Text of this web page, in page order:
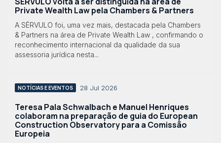
Private Wealth Law pela Chambers & Partners
A SÉRVULO foi, uma vez mais, destacada pela Chambers
& Partners na área de Private Wealth Law , confirmando o
reconhecimento internacional da qualidade da sua
assessoria jurídica nesta...
NOTÍCIAS E EVENTOS 28 Jul 2026
Teresa Pala Schwalbach e Manuel Henriques
colaboram na preparação de guia do European
Construction Observatory para a Comissão
Europeia